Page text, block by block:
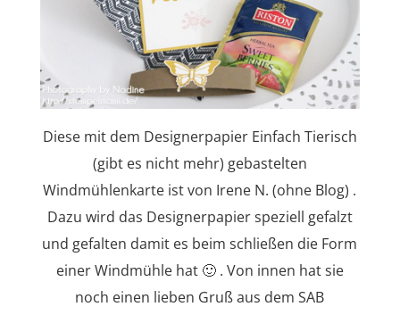
Diese mit dem Designerpapier Einfach Tierisch
(gibt es nicht mehr) gebastelten
Windmühlenkarte ist von Irene N. (ohne Blog) .
Dazu wird das Designerpapier speziell gefalzt
und gefalten damit es beim schließen die Form
einer Windmühle hat 🙂 . Von innen hat sie
noch einen lieben Gruß aus dem SAB